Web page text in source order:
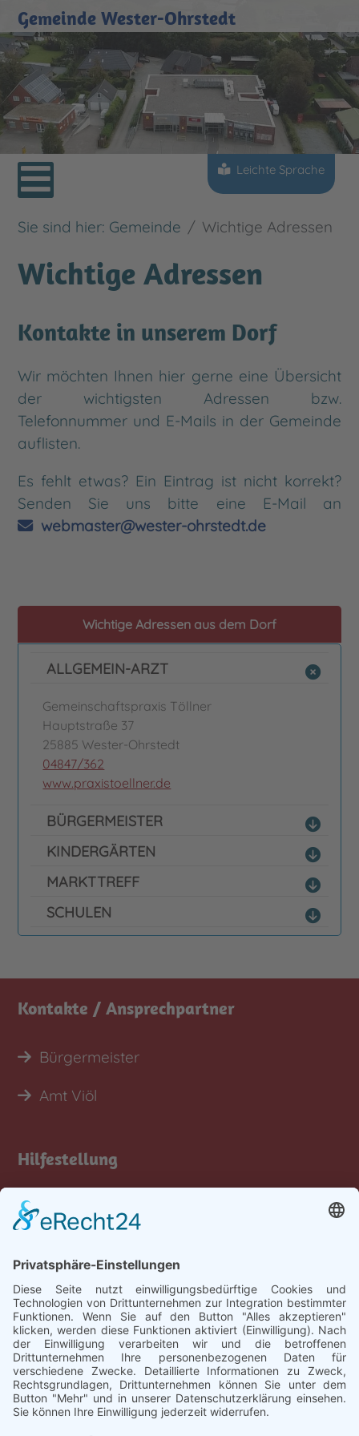
Gemeinde Wester-Ohrstedt
Sprache auswählen
Leichte Sprache
Sie sind hier: Gemeinde Wichtige Adressen
Wichtige Adressen
Kontakte in unserem Dorf
Wir möchten Ihnen hier gerne eine Übersicht
der wichtigsten Adressen bzw.
Telefonnummer und E-Mails in der Gemeinde
auflisten.
Es fehlt etwas? Ein Eintrag ist nicht korrekt?
Senden Sie uns bitte eine E-Mail an
webmaster@wester-ohrstedt.de
Wichtige Adressen aus dem Dorf
ALLGEMEIN-ARZT
Gemeinschaftspraxis Töllner
Hauptstraße 37
25885 Wester-Ohrstedt
04847/362
www.praxistoellner.de
BÜRGERMEISTER
KINDERGÄRTEN
MARKTTREFF
SCHULEN
Kontakte / Ansprechpartner
Bürgermeister
Amt Viöl
Hilfestellung
Tastatur-Hilfen
Rechtliches
Impressum
Datenschutz